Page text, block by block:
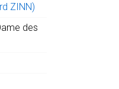
ZINN)
des